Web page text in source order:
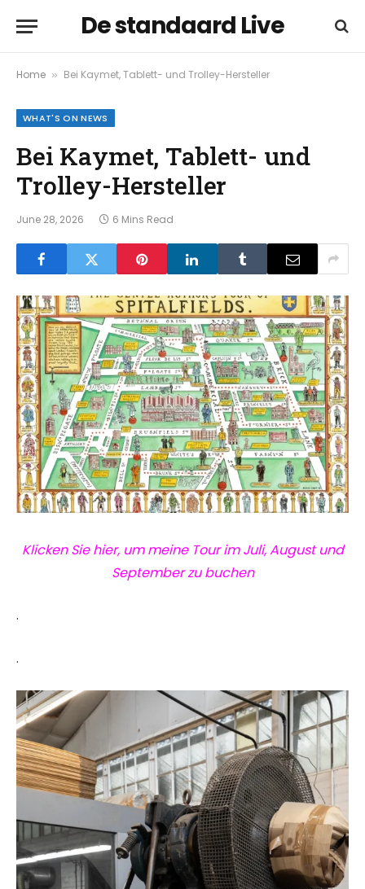
De standaard Live
Home » Bei Kaymet, Tablett- und Trolley-Hersteller
WHAT'S ON NEWS
Bei Kaymet, Tablett- und
Trolley-Hersteller
June 28, 2026 6 Mins Read
Klicken Sie hier, um meine Tour im Juli, August und
September zu buchen
.
.